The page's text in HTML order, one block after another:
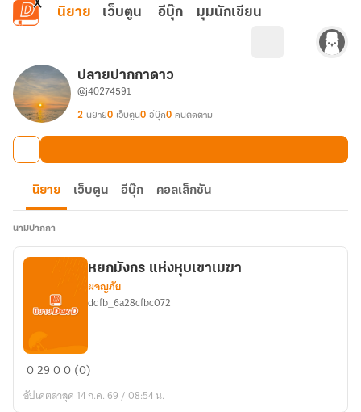
ข้ามไปยังเนื้อหาหลัก
นิยาย เว็บตูน อีบุ๊ก มุมนักเขียน
ปลายปากกาดาว
@j40274591
2 นิยาย0 เว็บตูน0 อีบุ๊ก0 คนติดตาม
นิยาย เว็บตูน อีบุ๊ก คอลเล็กชัน
นามปากกา
หยก
แห่ง
หยกมังกร​ แห่งหุบเขาเมฆา
ผจญภัย
ddfb_6a28cfbc072
02900 (0)
อัปเดตล่าสุด 14 ก.ค. 69 / 08:54 น.